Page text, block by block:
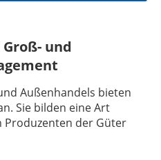
und
Außenhandels bieten
Sie bilden eine Art
Produzenten der Güter